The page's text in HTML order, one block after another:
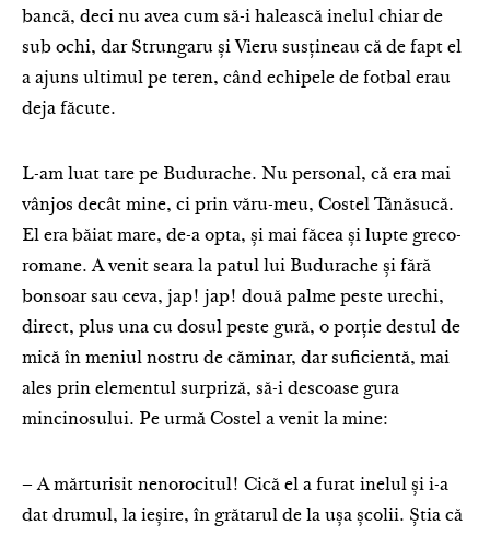
bancă, deci nu avea cum să-i halească inelul chiar de
sub ochi, dar Strungaru și Vieru susțineau că de fapt el
a ajuns ultimul pe teren, când echipele de fotbal erau
deja făcute.
L-am luat tare pe Budurache. Nu personal, că era mai
vânjos decât mine, ci prin văru-meu, Costel Tănăsucă.
El era băiat mare, de-a opta, și mai făcea și lupte greco-
romane. A venit seara la patul lui Budurache și fără
bonsoar sau ceva, jap! jap! două palme peste urechi,
direct, plus una cu dosul peste gură, o porție destul de
mică în meniul nostru de căminar, dar suficientă, mai
ales prin elementul surpriză, să-i descoase gura
mincinosului. Pe urmă Costel a venit la mine:
– A mărturisit nenorocitul! Cică el a furat inelul și i-a
dat drumul, la ieșire, în grătarul de la ușa școlii. Știa că